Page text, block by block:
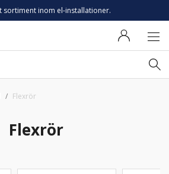
sortiment inom el-installationer.
Flexrör
Flexrör